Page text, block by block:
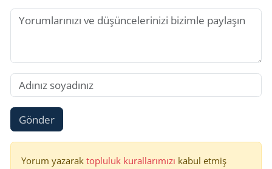
Gönder
Yorum yazarak topluluk kurallarımızı kabul etmiş